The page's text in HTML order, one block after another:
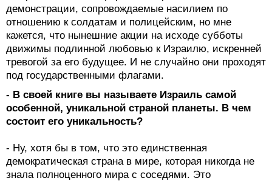
демонстрации, сопровождаемые насилием по
отношению к солдатам и полицейским, но мне
кажется, что нынешние акции на исходе субботы
движимы подлинной любовью к Израилю, искренней
тревогой за его будущее. И не случайно они проходят
под государственными флагами.
- В своей книге вы называете Израиль самой
особенной, уникальной страной планеты. В чем
состоит его уникальность?
- Ну, хотя бы в том, что это единственная
демократическая страна в мире, которая никогда не
знала полноценного мира с соседями. Это